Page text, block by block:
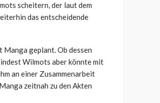
scheitern, der laut dem
das entscheidende
Manga geplant. Ob dessen
Wilmots aber könnte mit
an einer Zusammenarbeit
zeitnah zu den Akten